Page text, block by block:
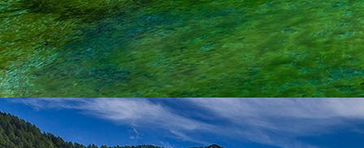
A
folyamatosan
benyújtása a je
történik mind